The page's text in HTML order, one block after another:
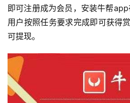
即可注册成为会员，安装牛帮app
用户按照任务要求完成即可获得
可提现。